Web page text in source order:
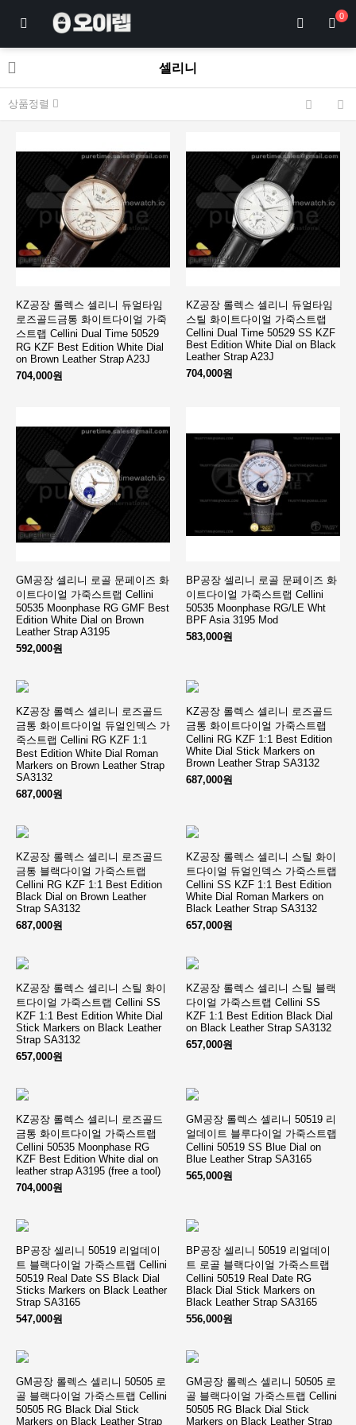
0
셀리니
상품정렬
KZ공장 롤렉스 셀리니 듀얼타임
로즈골드금통 화이트다이얼 가죽
스트랩 Cellini Dual Time 50529
RG KZF Best Edition White Dial
on Brown Leather Strap A23J
704,000원
KZ공장 롤렉스 셀리니 듀얼타임
스틸 화이트다이얼 가죽스트랩
Cellini Dual Time 50529 SS KZF
Best Edition White Dial on Black
Leather Strap A23J
704,000원
GM공장 셀리니 로골 문페이즈 화
이트다이얼 가죽스트랩 Cellini
50535 Moonphase RG GMF Best
Edition White Dial on Brown
Leather Strap A3195
592,000원
BP공장 셀리니 로골 문페이즈 화
이트다이얼 가죽스트랩 Cellini
50535 Moonphase RG/LE Wht
BPF Asia 3195 Mod
583,000원
KZ공장 롤렉스 셀리니 로즈골드
금통 화이트다이얼 듀얼인덱스 가
죽스트랩 Cellini RG KZF 1:1
Best Edition White Dial Roman
Markers on Brown Leather Strap
SA3132
687,000원
KZ공장 롤렉스 셀리니 로즈골드
금통 화이트다이얼 가죽스트랩
Cellini RG KZF 1:1 Best Edition
White Dial Stick Markers on
Brown Leather Strap SA3132
687,000원
KZ공장 롤렉스 셀리니 로즈골드
금통 블랙다이얼 가죽스트랩
Cellini RG KZF 1:1 Best Edition
Black Dial on Brown Leather
Strap SA3132
687,000원
KZ공장 롤렉스 셀리니 스틸 화이
트다이얼 듀얼인덱스 가죽스트랩
Cellini SS KZF 1:1 Best Edition
White Dial Roman Markers on
Black Leather Strap SA3132
657,000원
KZ공장 롤렉스 셀리니 스틸 화이
트다이얼 가죽스트랩 Cellini SS
KZF 1:1 Best Edition White Dial
Stick Markers on Black Leather
Strap SA3132
657,000원
KZ공장 롤렉스 셀리니 스틸 블랙
다이얼 가죽스트랩 Cellini SS
KZF 1:1 Best Edition Black Dial
on Black Leather Strap SA3132
657,000원
KZ공장 롤렉스 셀리니 로즈골드
금통 화이트다이얼 가죽스트랩
Cellini 50535 Moonphase RG
KZF Best Edition White dial on
leather strap A3195 (free a tool)
704,000원
GM공장 롤렉스 셀리니 50519 리
얼데이트 블루다이얼 가죽스트랩
Cellini 50519 SS Blue Dial on
Blue Leather Strap SA3165
565,000원
BP공장 셀리니 50519 리얼데이
트 블랙다이얼 가죽스트랩 Cellini
50519 Real Date SS Black Dial
Sticks Markers on Black Leather
Strap SA3165
547,000원
BP공장 셀리니 50519 리얼데이
트 로골 블랙다이얼 가죽스트랩
Cellini 50519 Real Date RG
Black Dial Stick Markers on
Black Leather Strap SA3165
556,000원
GM공장 롤렉스 셀리니 50505 로
골 블랙다이얼 가죽스트랩 Cellini
50505 RG Black Dial Stick
Markers on Black Leather Strap
GM공장 롤렉스 셀리니 50505 로
골 블랙다이얼 가죽스트랩 Cellini
50505 RG Black Dial Stick
Markers on Black Leather Strap